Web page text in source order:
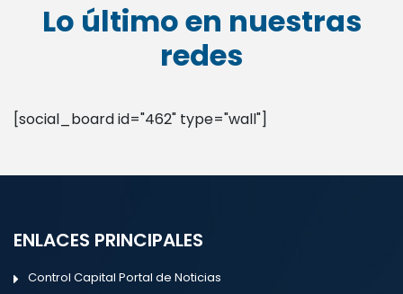
Lo último en nuestras
redes
[social_board id="462" type="wall"]
ENLACES PRINCIPALES
Control Capital Portal de Noticias